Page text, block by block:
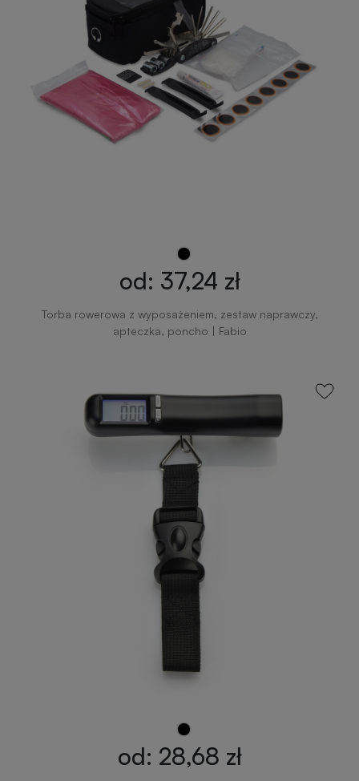
od: 37,24 zł
Torba rowerowa z wyposażeniem, zestaw naprawczy,
apteczka, poncho | Fabio
od: 28,68 zł